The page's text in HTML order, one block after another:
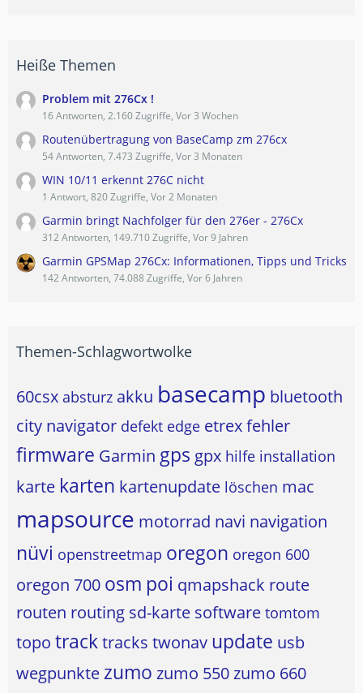
Heiße Themen
Problem mit 276Cx !
16 Antworten, 2.160 Zugriffe, Vor 3 Wochen
Routenübertragung von BaseCamp zm 276cx
54 Antworten, 7.473 Zugriffe, Vor 3 Monaten
WIN 10/11 erkennt 276C nicht
1 Antwort, 820 Zugriffe, Vor 2 Monaten
Garmin bringt Nachfolger für den 276er - 276Cx
312 Antworten, 149.710 Zugriffe, Vor 9 Jahren
Garmin GPSMap 276Cx: Informationen, Tipps und Tricks
142 Antworten, 74.088 Zugriffe, Vor 6 Jahren
Themen-Schlagwortwolke
60csx absturz akku basecamp bluetooth
city navigator defekt edge etrexfehler
firmware Garmin gps gpx hilfe installation
karte karten kartenupdate löschen mac
mapsource motorrad navi navigation
nüvi openstreetmap oregon oregon 600
oregon 700 osm poi qmapshack route
routen routing sd-karte software tomtom
topo tracktracks twonav update usb
wegpunkte zumo zumo 550zumo 660